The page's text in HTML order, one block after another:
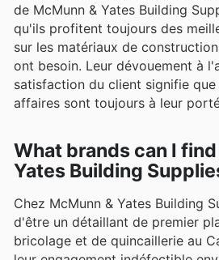
de McMunn & Yates Building
qu'ils profitent toujours des
sur les matériaux de
ont besoin. Leur dévouement à
satisfaction du client signifie
affaires sont toujours à leur
What brands can I
Yates Building
Chez McMunn & Yates Building
d'être un détaillant de premier
bricolage et de quincaillerie au